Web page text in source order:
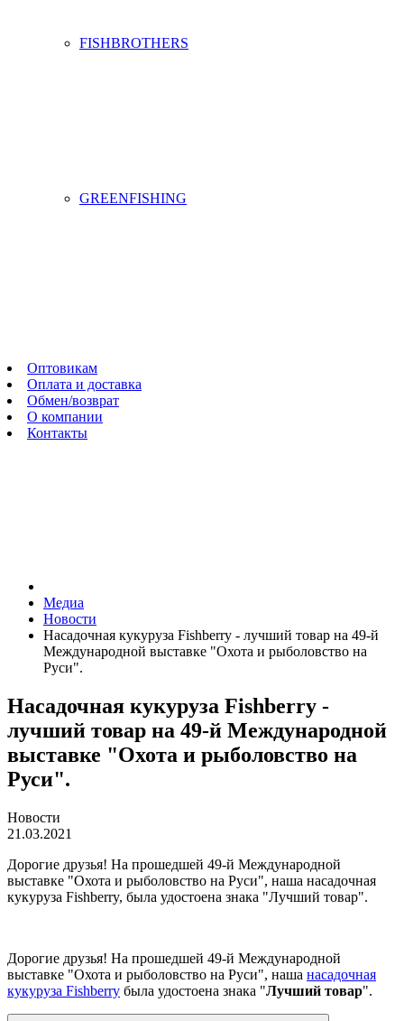
FISHBROTHERS
GREENFISHING
Оптовикам
Оплата и доставка
Обмен/возврат
О компании
Контакты
Медиа
Новости
Насадочная кукуруза Fishberry - лучший товар на 49-й
Международной выставке "Охота и рыболовство на
Руси".
Насадочная кукуруза Fishberry -
лучший товар на 49-й Международной
выставке "Охота и рыболовство на
Руси".
Новости
21.03.2021
Дорогие друзья! На прошедшей 49-й Международной
выставке "Охота и рыболовство на Руси", наша насадочная
кукуруза Fishberry, была удостоена знака "Лучший товар".
Дорогие друзья! На прошедшей 49-й Международной
выставке "Охота и рыболовство на Руси", наша насадочная
кукуруза Fishberry была удостоена знака "Лучший товар".